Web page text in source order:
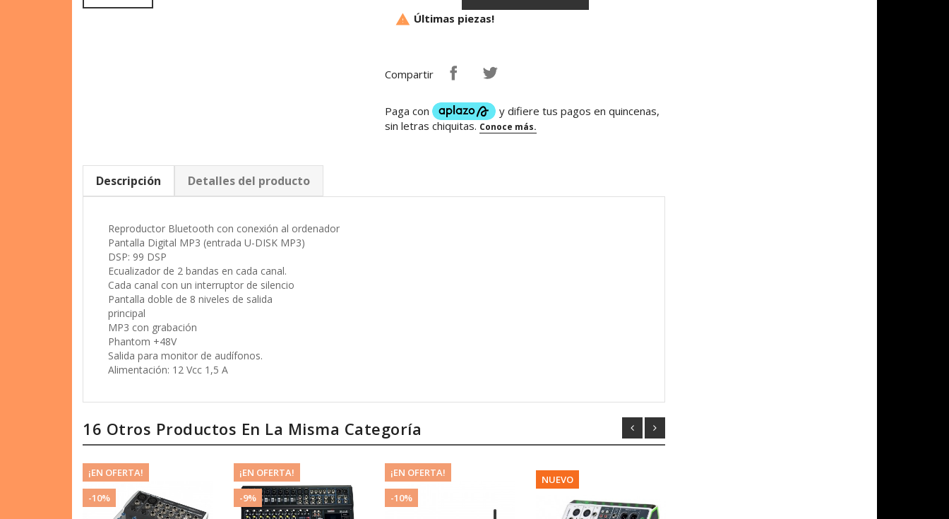
 Últimas piezas!
Compartir
Descripción Detalles del producto
Reproductor Bluetooth con conexión al ordenador
Pantalla Digital MP3 (entrada U-DISK MP3)
DSP: 99 DSP
Ecualizador de 2 bandas en cada canal.
Cada canal con un interruptor de silencio
Pantalla doble de 8 niveles de salida
principal
MP3 con grabación
Phantom +48V
Salida para monitor de audífonos.
Alimentación: 12 Vcc 1,5 A
16 Otros Productos En La Misma Categoría
¡EN OFERTA!
-10%
¡EN OFERTA!
-9%
¡EN OFERTA!
-10%
NUEVO